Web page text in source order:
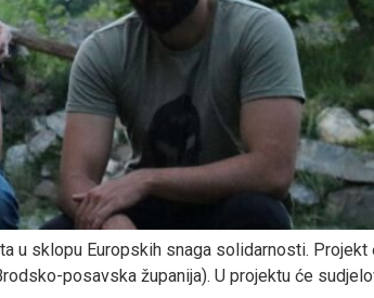
u sklopu Europskih snaga solidarnosti. Projekt
posavska županija). U projektu će